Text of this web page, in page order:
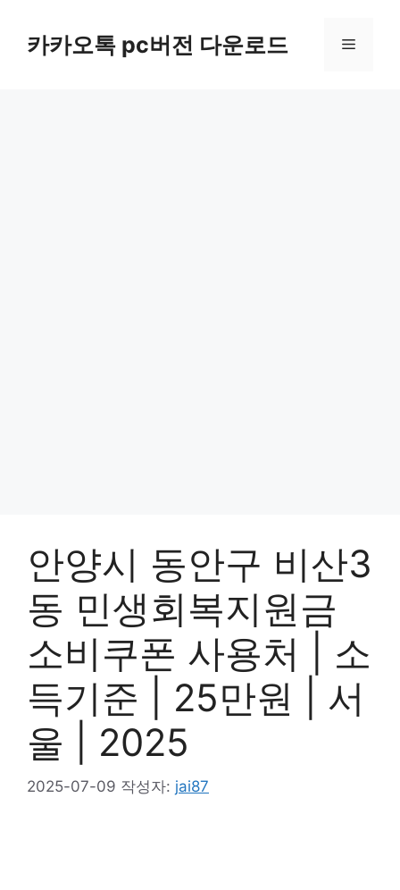
카카오톡 pc버전 다운로드 메
안양시 동안구 비산3
동 민생회복지원금
소비쿠폰 사용처 | 소
득기준 | 25만원 | 서
울 | 2025
2025-07-09 작성자: jai87